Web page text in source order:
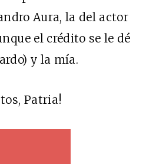
Aura, la del actor
el crédito se le dé
y la mía.
Patria!